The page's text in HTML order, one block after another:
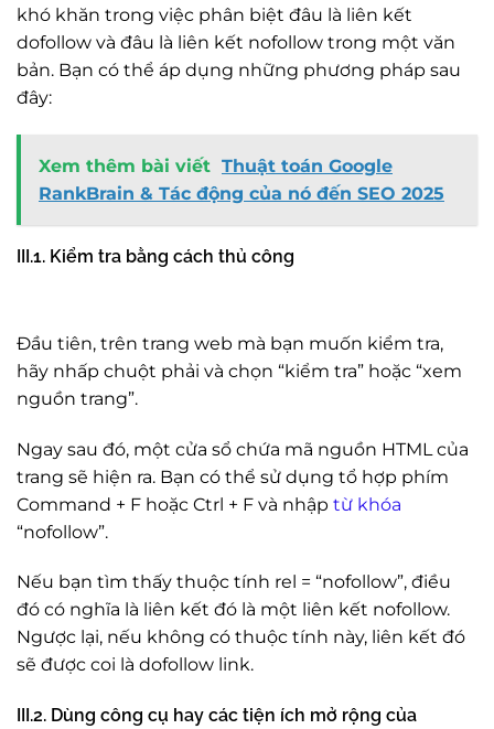
khó khăn trong việc phân biệt đâu là liên kết
dofollow và đâu là liên kết nofollow trong một văn
bản. Bạn có thể áp dụng những phương pháp sau
đây:
Xem thêm bài viết Thuật toán Google
RankBrain & Tác động của nó đến SEO 2025
III.1. Kiểm tra bằng cách thủ công
Đầu tiên, trên trang web mà bạn muốn kiểm tra,
hãy nhấp chuột phải và chọn “kiểm tra” hoặc “xem
nguồn trang”.
Ngay sau đó, một cửa sổ chứa mã nguồn HTML của
trang sẽ hiện ra. Bạn có thể sử dụng tổ hợp phím
Command + F hoặc Ctrl + F và nhập từ khóa
“nofollow”.
Nếu bạn tìm thấy thuộc tính rel = “nofollow”, điều
đó có nghĩa là liên kết đó là một liên kết nofollow.
Ngược lại, nếu không có thuộc tính này, liên kết đó
sẽ được coi là dofollow link.
III.2. Dùng công cụ hay các tiện ích mở rộng của